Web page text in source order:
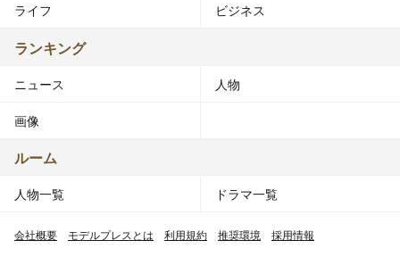
ライフ ビジネス
ランキング
ニュース 人物
画像
ルーム
人物一覧 ドラマ一覧
会社概要 モデルプレスとは 利用規約 推奨環境 採用情報